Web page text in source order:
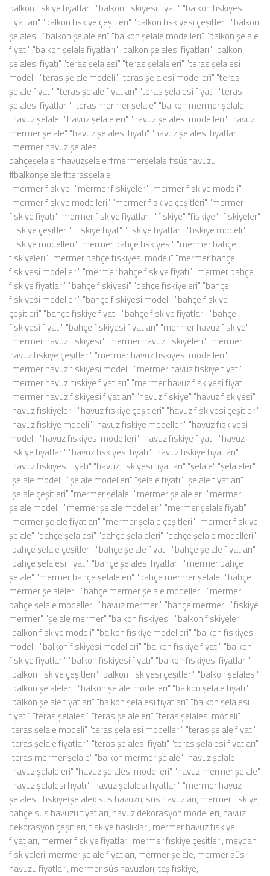
balkon fıskiye fiyatları" "balkon fıskiyesi fiyatı" "balkon fıskiyesi
fiyatları" "balkon fıskiye çeşitleri" "balkon fıskiyesi çeşitleri" "balkon
şelalesi" "balkon şelaleleri" "balkon şelale modelleri" "balkon şelale
fiyatı" "balkon şelale fiyatları" "balkon şelalesi fiyatları" "balkon
şelalesi fiyatı" "teras şelalesi" "teras şelaleleri" "teras şelalesi
modeli" "teras şelale modeli" "teras şelalesi modelleri" "teras
şelale fiyatı" "teras şelale fiyatları" "teras şelalesi fiyatı" "teras
şelalesi fiyatları" "teras mermer şelale" "balkon mermer şelale"
"havuz şelale" "havuz şelaleleri" "havuz şelalesi modelleri" "havuz
mermer şelale" "havuz şelalesi fiyatı" "havuz şelalesi fiyatları"
"mermer havuz şelalesi
bahçeşelale #havuzşelale #mermerşelale #süshavuzu
#balkonşelale #terasşelale
"mermer fıskiye" "mermer fıskiyeler" "mermer fıskiye modeli"
"mermer fıskiye modelleri" "mermer fıskiye çeşitleri" "mermer
fıskiye fiyatı" "mermer fıskiye fiyatları" "fıskiye" "fiskiye" "fıskiyeler"
"fıskiye çeşitleri" "fıskiye fiyat" "fıskiye fiyatları" "fıskiye modeli"
"fıskiye modelleri" "mermer bahçe fıskiyesi" "mermer bahçe
fıskiyeleri" "mermer bahçe fıskiyesi modeli" "mermer bahçe
fıskiyesi modelleri" "mermer bahçe fıskiye fiyatı" "mermer bahçe
fıskiye fiyatları" "bahçe fıskiyesi" "bahçe fıskiyeleri" "bahçe
fıskiyesi modelleri" "bahçe fıskiyesi modeli" "bahçe fıskiye
çeşitleri" "bahçe fıskiye fiyatı" "bahçe fıskiye fiyatları" "bahçe
fıskiyesi fiyatı" "bahçe fıskiyesi fiyatları" "mermer havuz fıskiye"
"mermer havuz fıskiyesi" "mermer havuz fıskiyeleri" "mermer
havuz fıskiye çeşitleri" "mermer havuz fıskiyesi modelleri"
"mermer havuz fıskiyesi modeli" "mermer havuz fıskiye fiyatı"
"mermer havuz hıskiye fiyatları" "mermer havuz fıskiyesi fiyatı"
"mermer havuz fıskiyesi fiyatları" "havuz fıskiye" "havuz fiskiyesi"
"havuz fıskiyeleri" "havuz fıskiye çeşitleri" "havuz fıskiyesi çeşitleri"
"havuz fıskiye modeli" "havuz fıskiye modelleri" "havuz fıskiyesi
modeli" "havuz fıskiyesi modelleri" "havuz fıskiye fiyatı" "havuz
fıskiye fiyatları" "havuz fıskiyesi fiyatı" "havuz fıskiye fiyatları"
"havuz fıskiyesi fiyatı" "havuz fıskiyesi fiyatları" "şelale" "şelaleler"
"şelale modeli" "şelale modelleri" "şelale fiyatı" "şelale fiyatları"
"şelale çeşitleri" "mermer şelale" "mermer şelaleler" "mermer
şelale modeli" "mermer şelale modelleri" "mermer şelale fiyatı"
"mermer şelale fiyatları" "mermer şelale çeşitleri" "mermer fıskiye
şelale" "bahçe şelalesi" "bahçe şelaleleri" "bahçe şelale modelleri"
"bahçe şelale çeşitleri" "bahçe şelale fiyatı" "bahçe şelale fiyatları"
"bahçe şelalesi fiyatı" "bahçe şelalesi fiyatları" "mermer bahçe
şelale" "mermer bahçe şelaleleri" "bahçe mermer şelale" "bahçe
mermer şelaleleri" "bahçe mermer şelale modelleri" "mermer
bahçe şelale modelleri" "havuz mermeri" "bahçe mermeri" "fıskiye
mermer" "şelale mermer" "balkon fıskiyesi" "balkon fıskiyeleri"
"balkon fıskiye modeli" "balkon fıskiye modelleri" "balkon fıskiyesi
modeli" "balkon fıskiyesi modelleri" "balkon fıskiye fiyatı" "balkon
fıskiye fiyatları" "balkon fıskiyesi fiyatı" "balkon fıskiyesi fiyatları"
"balkon fıskiye çeşitleri" "balkon fıskiyesi çeşitleri" "balkon şelalesi"
"balkon şelaleleri" "balkon şelale modelleri" "balkon şelale fiyatı"
"balkon şelale fiyatları" "balkon şelalesi fiyatları" "balkon şelalesi
fiyatı" "teras şelalesi" "teras şelaleleri" "teras şelalesi modeli"
"teras şelale modeli" "teras şelalesi modelleri" "teras şelale fiyatı"
"teras şelale fiyatları" "teras şelalesi fiyatı" "teras şelalesi fiyatları"
"teras mermer şelale" "balkon mermer şelale" "havuz şelale"
"havuz şelaleleri" "havuz şelalesi modelleri" "havuz mermer şelale"
"havuz şelalesi fiyatı" "havuz şelalesi fiyatları" "mermer havuz
şelalesi" fıskiye(şelale): sus havuzu, süs havuzları, mermer fıskiye,
bahçe süs havuzu fiyatları, havuz dekorasyon modelleri, havuz
dekorasyon çeşitleri, fıskiye başlıkları, mermer havuz fıskiye
fiyatları, mermer fıskiye fiyatları, mermer fıskiye çeşitleri, meydan
fıskiyeleri, mermer şelale fiyatları, mermer şelale, mermer süs
havuzu fiyatları, mermer süs havuzları, taş fıskiye,